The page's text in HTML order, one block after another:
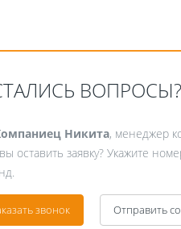
ВОПРОСЫ?
Никита, менеджер
оставить заявку? Укажите
звонок Отправить